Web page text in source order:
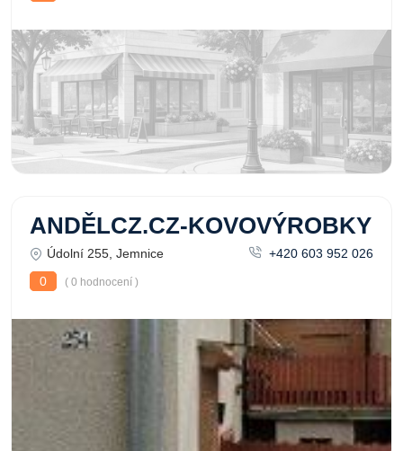
ANDĚLCZ.CZ-KOVOVÝROBKY
Údolní 255, Jemnice
+420 603 952 026
0
( 0 hodnocení )